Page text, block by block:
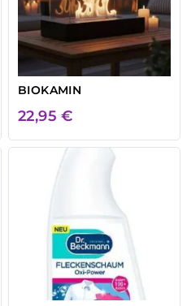
BIOKAMIN
22,95€